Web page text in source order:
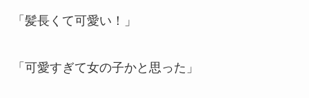
「髪長くて可愛い！」
「可愛すぎて女の子かと思った」